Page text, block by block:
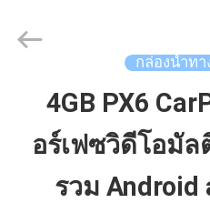
บ้าน
สินค้า
Automobile
Electron
กล่องนำทา
4GB PX6
อร์เฟซวิดีโอมัล
รวม